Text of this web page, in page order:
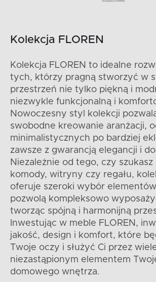
Kolekcja FLOREN
Kolekcja FLOREN to idealne
tych, którzy pragną stworzyć w
przestrzeń nie tylko piękną i
niezwykle funkcjonalną i
Nowoczesny styl kolekcji
swobodne kreowanie aranżacji,
minimalistycznych po bardziej
zawsze z gwarancją elegancji i
Niezależnie od tego, czy szukasz
komody, witryny czy regału,
oferuje szeroki wybór
pozwolą kompleksowo
tworząc spójną i harmonijną
Inwestując w meble FLOREN,
jakość, design i komfort, które
Twoje oczy i służyć Ci przez
niezastąpionym elementem
domowego wnętrza.